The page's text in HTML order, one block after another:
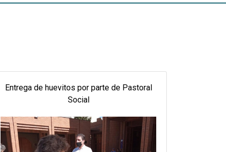
Entrega de huevitos por parte de Pastoral
Social